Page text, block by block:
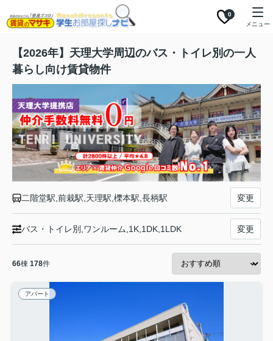
0
メニュー
【2026年】天理大学周辺のバス・トイレ別の一人
暮らし向け賃貸物件
二階堂駅,前栽駅,天理駅,櫟本駅,長柄駅 変更
バス・トイレ別,ワンルーム,1K,1DK,1LDK 変更
66棟 178件
アパート